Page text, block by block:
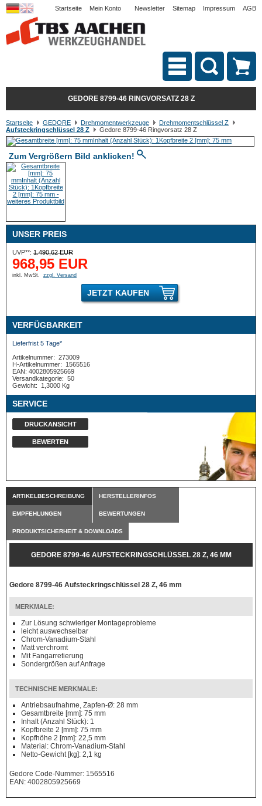
Startseite Mein Konto Newsletter Sitemap Impressum AGB
GEDORE 8799-46 RINGVORSATZ 28 Z
Startseite GEDORE Drehmomentwerkzeuge
Drehmomentschlüssel Z
Aufsteckringschlüssel 28 Z
Gedore 8799-46 Ringvorsatz 28 Z
Zum Vergrößern Bild anklicken!
UNSER PREIS
UVP**: 1.490,62 EUR
968,95 EUR
inkl. MwSt. zzgl. Versand
JETZT KAUFEN
VERFÜGBARKEIT
Lieferfrist 5 Tage*
Artikelnummer: 273009
H-Artikelnummer:
1565516
EAN: 4002805925669
Versandkategorie: 50
Gewicht:
1,3000 Kg
SERVICE
DRUCKANSICHT
BEWERTEN
ARTIKELBESCHREIBUNG HERSTELLERINFOS
EMPFEHLUNGEN BEWERTUNGEN
PRODUKTSICHERHEIT & DOWNLOADS
GEDORE 8799-46 AUFSTECKRINGSCHLÜSSEL 28 Z, 46 MM
Gedore 8799-46 Aufsteckringschlüssel 28 Z, 46 mm
MERKMALE:
Zur Lösung schwieriger Montageprobleme
leicht auswechselbar
Chrom-Vanadium-Stahl
Matt verchromt
Mit Fangarretierung
Sondergrößen auf Anfrage
TECHNISCHE MERKMALE:
Antriebsaufnahme, Zapfen-Ø: 28 mm
Gesamtbreite [mm]: 75 mm
Inhalt (Anzahl Stück): 1
Kopfbreite 2 [mm]: 75 mm
Kopfhöhe 2 [mm]: 22,5 mm
Material: Chrom-Vanadium-Stahl
Netto-Gewicht [kg]: 2,1 kg
Gedore Code-Nummer: 1565516
EAN: 4002805925669